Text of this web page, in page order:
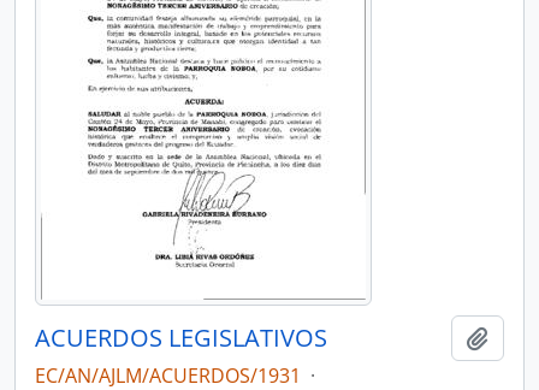
ACUERDOS LEGISLATIVOS
EC/AN/AJLM/ACUERDOS/1931 ·